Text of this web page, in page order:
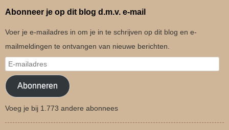
Abonneer je op dit blog d.m.v. e-mail
Voer je e-mailadres in om je in te schrijven op dit blog en e-
mailmeldingen te ontvangen van nieuwe berichten.
Abonneren
Voeg je bij 1.773 andere abonnees